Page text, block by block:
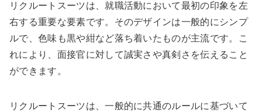
リクルートスーツは、就職活動において最初の印象を左
右する重要な要素です。そのデザインは一般的にシンプ
ルで、色味も黒や紺など落ち着いたものが主流です。こ
れにより、面接官に対して誠実さや真剣さを伝えること
ができます。
リクルートスーツは、一般的に共通のルールに基づいて